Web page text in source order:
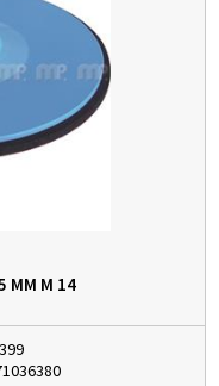
MM M 14